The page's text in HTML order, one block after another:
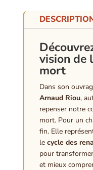
vision de
mort
Dans son
Arnaud Riou,
repenser notre
mort. Pour un
fin. Elle
le cycle des
pour
et mieux